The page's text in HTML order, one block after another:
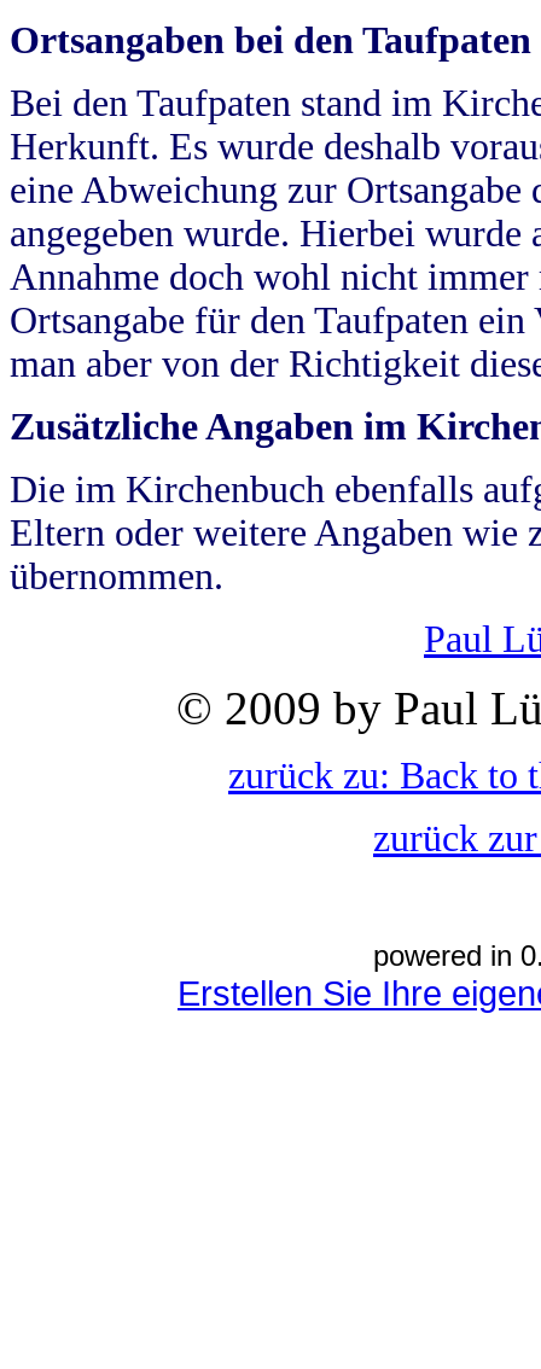
Ortsangaben bei den Taufpaten
Bei den Taufpaten stand im
Herkunft. Es wurde deshalb
eine Abweichung zur
angegeben wurde. Hierbei wurde
Annahme doch wohl nicht
Ortsangabe für den Taufpaten
man aber von der Richtigkeit
Zusätzliche Angaben im
Die im Kirchenbuch ebenfalls
Eltern oder weitere Angaben wie
übernommen.
Paul
© 2009 by Paul
zurück zu: Back to
zurück
powered in
Erstellen Sie Ihre